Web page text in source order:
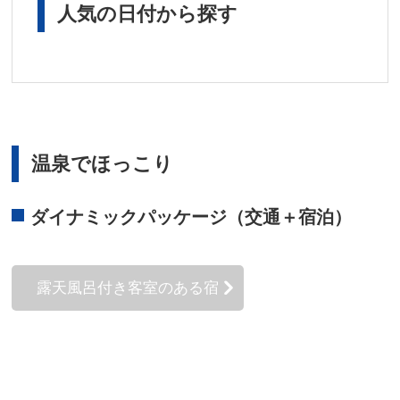
人気の日付から探す
温泉でほっこり
ダイナミックパッケージ（交通＋宿泊）
露天風呂付き客室のある宿